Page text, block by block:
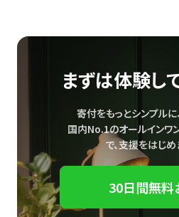
まずは体験し
寄付をもっとシンプルに
国内No.1のオールインワ
で、支援をはじめ
30日間無料